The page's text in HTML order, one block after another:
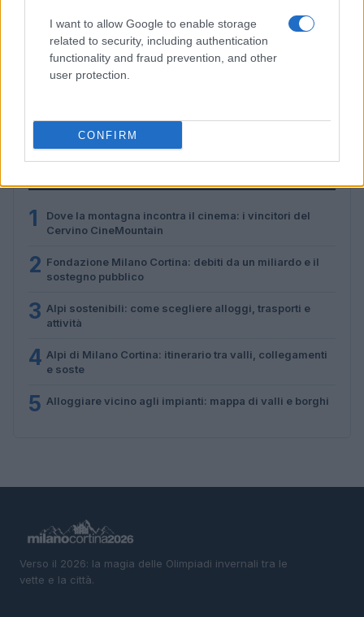
I want to allow Google to enable storage
related to security, including authentication
functionality and fraud prevention, and other
user protection.
CONFIRM
Alpi sostenibili: come scegliere alloggi, trasporti e
1
Dove la montagna incontra il cinema: i vincitori del
Cervino CineMountain
2 Fondazione Milano Cortina: debiti da un miliardo e il
sostegno pubblico
3 Alpi sostenibili: come scegliere alloggi, trasporti e
attività
4 Alpi di Milano Cortina: itinerario tra valli, collegamenti
e soste
5 Alloggiare vicino agli impianti: mappa di valli e borghi
Verso il 2026: la magia delle Olimpiadi invernali tra le
vette e la città.